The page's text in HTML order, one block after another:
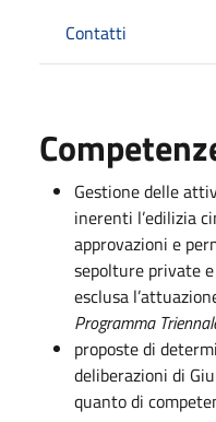
Contatti
Gestione delle
inerenti l’edilizia
approvazioni e
sepolture private
esclusa
Programma
proposte di
deliberazioni di
quanto di